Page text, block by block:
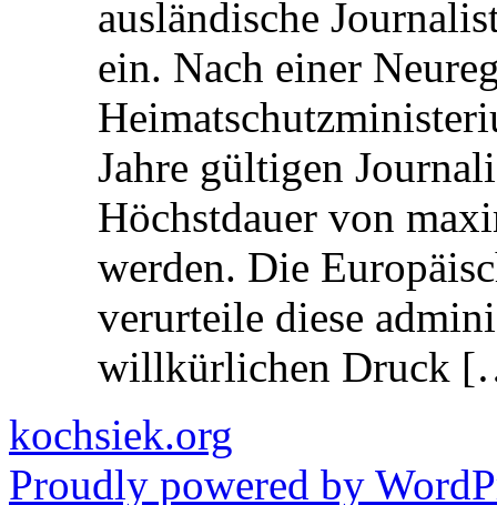
ausländische
ein. Nach einer
Jahre gültigen
Höchstdauer von
werden. Die
verurteile diese
willkürlichen Druck
kochsiek.org
Proudly powered by